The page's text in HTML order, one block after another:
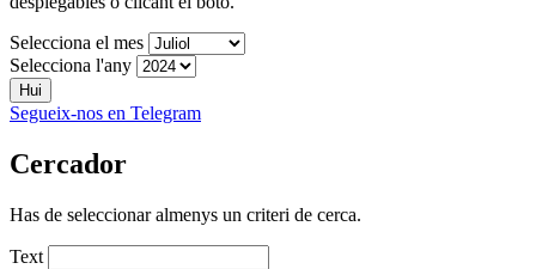
Selecciona el mes
Selecciona l'any
Hui
Segueix-nos en Telegram
Cercador
Has de seleccionar almenys un criteri de cerca.
Text